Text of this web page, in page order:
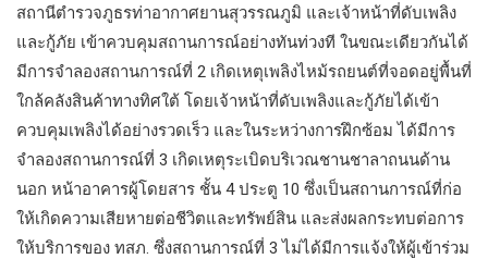
สถานีตำรวจภูธรท่าอากาศยานสุวรรณภูมิ และเจ้าหน้าที่ดับเพลิง
และกู้ภัย เข้าควบคุมสถานการณ์อย่างทันท่วงที ในขณะเดียวกันได้
มีการจำลองสถานการณ์ที่ 2 เกิดเหตุเพลิงไหม้รถยนต์ที่จอดอยู่พื้นที่
ใกล้คลังสินค้าทางทิศใต้ โดยเจ้าหน้าที่ดับเพลิงและกู้ภัยได้เข้า
ควบคุมเพลิงได้อย่างรวดเร็ว และในระหว่างการฝึกซ้อม ได้มีการ
จำลองสถานการณ์ที่ 3 เกิดเหตุระเบิดบริเวณชานชาลาถนนด้าน
นอก หน้าอาคารผู้โดยสาร ชั้น 4 ประตู 10 ซึ่งเป็นสถานการณ์ที่ก่อ
ให้เกิดความเสียหายต่อชีวิตและทรัพย์สิน และส่งผลกระทบต่อการ
ให้บริการของ ทสภ. ซึ่งสถานการณ์ที่ 3 ไม่ได้มีการแจ้งให้ผู้เข้าร่วม